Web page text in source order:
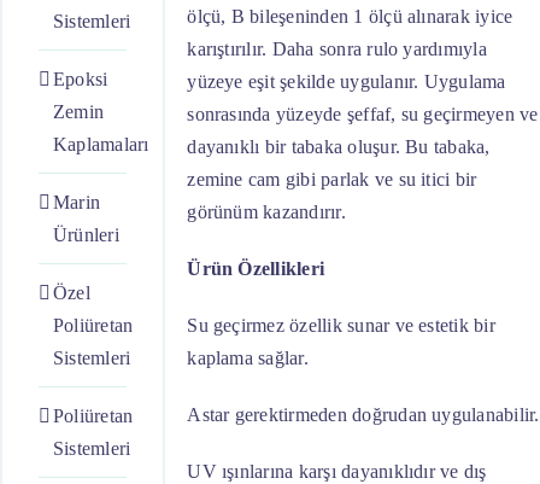
Sistemleri
Epoksi
Zemin
Kaplamaları
Marin
Ürünleri
Özel
Poliüretan
Sistemleri
Poliüretan
Sistemleri
ölçü, B bileşeninden 1 ölçü alınarak iyice
karıştırılır. Daha sonra rulo yardımıyla
yüzeye eşit şekilde uygulanır. Uygulama
sonrasında yüzeyde şeffaf, su geçirmeyen ve
dayanıklı bir tabaka oluşur. Bu tabaka,
zemine cam gibi parlak ve su itici bir
görünüm kazandırır.
Ürün Özellikleri
Su geçirmez özellik sunar ve estetik bir
kaplama sağlar.
Astar gerektirmeden doğrudan uygulanabilir.
UV ışınlarına karşı dayanıklıdır ve dış